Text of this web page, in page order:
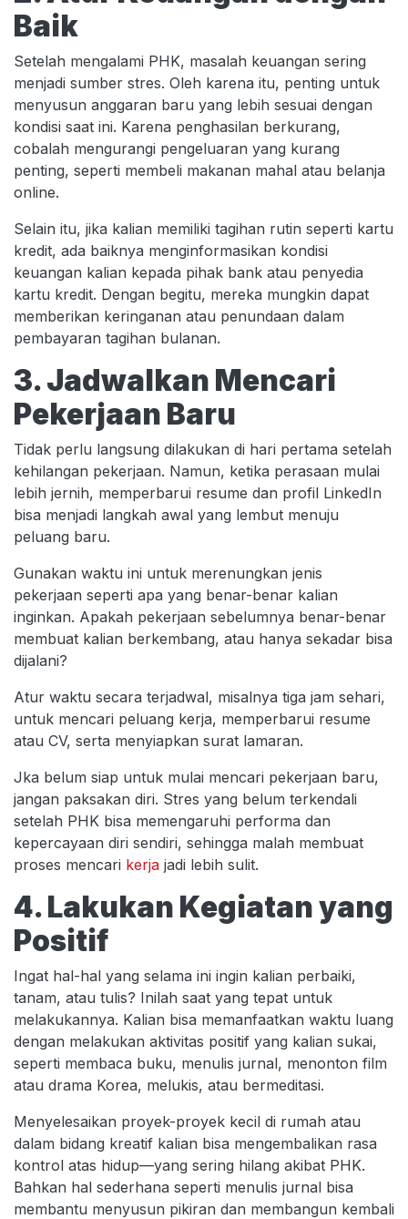
Baik
Setelah mengalami PHK, masalah keuangan sering
menjadi sumber stres. Oleh karena itu, penting untuk
menyusun anggaran baru yang lebih sesuai dengan
kondisi saat ini. Karena penghasilan berkurang,
cobalah mengurangi pengeluaran yang kurang
penting, seperti membeli makanan mahal atau belanja
online.
Selain itu, jika kalian memiliki tagihan rutin seperti kartu
kredit, ada baiknya menginformasikan kondisi
keuangan kalian kepada pihak bank atau penyedia
kartu kredit. Dengan begitu, mereka mungkin dapat
memberikan keringanan atau penundaan dalam
pembayaran tagihan bulanan.
3. Jadwalkan Mencari
Pekerjaan Baru
Tidak perlu langsung dilakukan di hari pertama setelah
kehilangan pekerjaan. Namun, ketika perasaan mulai
lebih jernih, memperbarui resume dan profil LinkedIn
bisa menjadi langkah awal yang lembut menuju
peluang baru.
Gunakan waktu ini untuk merenungkan jenis
pekerjaan seperti apa yang benar-benar kalian
inginkan. Apakah pekerjaan sebelumnya benar-benar
membuat kalian berkembang, atau hanya sekadar bisa
dijalani?
Atur waktu secara terjadwal, misalnya tiga jam sehari,
untuk mencari peluang kerja, memperbarui resume
atau CV, serta menyiapkan surat lamaran.
Jka belum siap untuk mulai mencari pekerjaan baru,
jangan paksakan diri. Stres yang belum terkendali
setelah PHK bisa memengaruhi performa dan
kepercayaan diri sendiri, sehingga malah membuat
proses mencari kerja jadi lebih sulit.
4. Lakukan Kegiatan yang
Positif
Ingat hal-hal yang selama ini ingin kalian perbaiki,
tanam, atau tulis? Inilah saat yang tepat untuk
melakukannya. Kalian bisa memanfaatkan waktu luang
dengan melakukan aktivitas positif yang kalian sukai,
seperti membaca buku, menulis jurnal, menonton film
atau drama Korea, melukis, atau bermeditasi.
Menyelesaikan proyek-proyek kecil di rumah atau
dalam bidang kreatif kalian bisa mengembalikan rasa
kontrol atas hidup—yang sering hilang akibat PHK.
Bahkan hal sederhana seperti menulis jurnal bisa
membantu menyusun pikiran dan membangun kembali